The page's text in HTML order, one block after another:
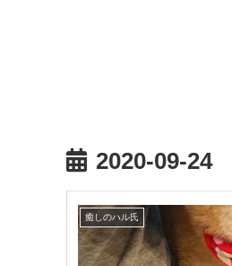
2020-09-24
癒しのハル氏